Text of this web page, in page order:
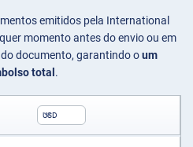
emitidos pela International
momento antes do envio ou em
documento, garantindo oum
total .
USD